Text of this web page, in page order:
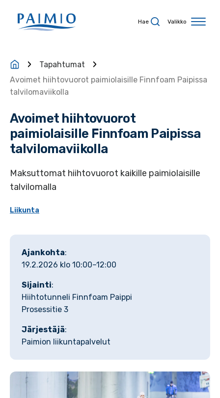
Hae Valikko
Tapahtumat
Avoimet hiihtovuorot paimiolaisille Finnfoam Paipissa
talvilomaviikolla
Avoimet hiihtovuorot
paimiolaisille Finnfoam Paipissa
talvilomaviikolla
Maksuttomat hiihtovuorot kaikille paimiolaisille
talvilomalla
Liikunta
Ajankohta:
19.2.2026 klo 10:00–12:00
Sijainti:
Hiihtotunneli Finnfoam Paippi
Prosessitie 3
Järjestäjä:
Paimion liikuntapalvelut